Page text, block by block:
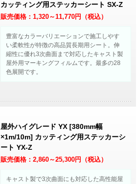
カッティング用ステッカーシート SX-Z
販売価格：1,320～11,770円（税込）
豊富なカラーバリエーションで施工しやす
い柔軟性が特徴の高品質長期用シート。伸
縮性に優れ3次曲面まで対応したキャスト製
屋外用マーキングフィルムです。最多の28
色展開です。
屋外ハイグレード YX [380mm幅
×1m/10m] カッティング用ステッカーシ
ート YX-Z
販売価格：2,860～25,300円（税込）
キャスト製で3次曲面にも対応した高性能屋